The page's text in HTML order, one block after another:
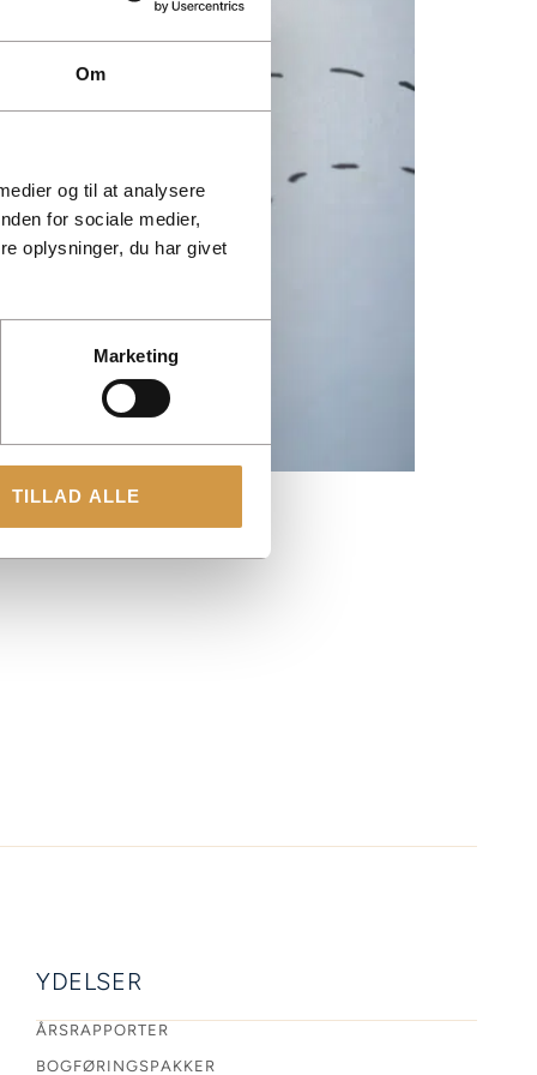
Om
og til at analysere
for sociale medier,
oplysninger, du har givet
Marketing
TILLAD ALLE
YDELSER
ÅRSRAPPORTER
BOGFØRINGSPAKKER